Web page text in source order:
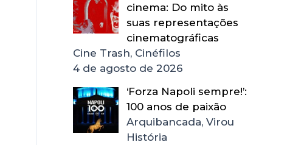
cinema: Do mito às
suas representações
cinematográficas
Cine Trash, Cinéfilos
4 de agosto de 2026
‘Forza Napoli sempre!’:
100 anos de paixão
Arquibancada, Virou
História